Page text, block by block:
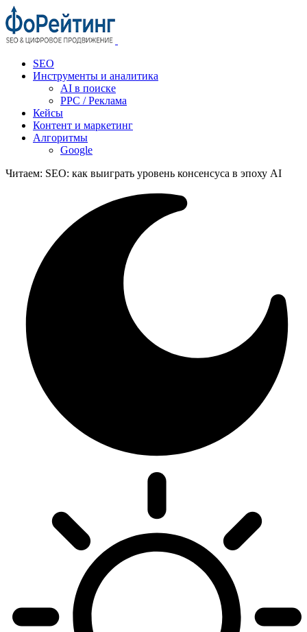
SEO
Инструменты и аналитика
AI в поиске
PPC / Реклама
Кейсы
Контент и маркетинг
Алгоритмы
Google
Читаем: SEO: как выиграть уровень консенсуса в эпоху AI